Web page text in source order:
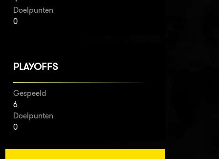
Doelpunten
0
PLAYOFFS
Gespeeld
6
Doelpunten
0